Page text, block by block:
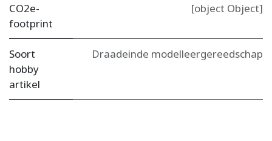
CO2e-
footprint
[object Object]
Soort
hobby
artikel
Draadeinde modelleergereedschap